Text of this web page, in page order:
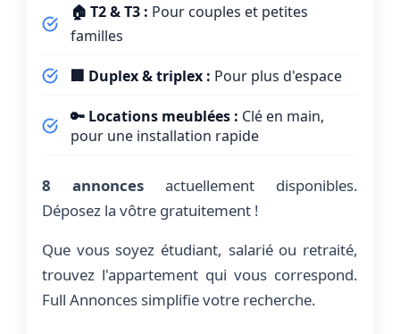
🏠 T2 & T3 : Pour couples et petites
familles
🏢 Duplex & triplex : Pour plus d'espace
🔑 Locations meublées : Clé en main,
pour une installation rapide
8 annonces actuellement disponibles.
Déposez la vôtre gratuitement !
Que vous soyez étudiant, salarié ou retraité,
trouvez l'appartement qui vous correspond.
Full Annonces simplifie votre recherche.